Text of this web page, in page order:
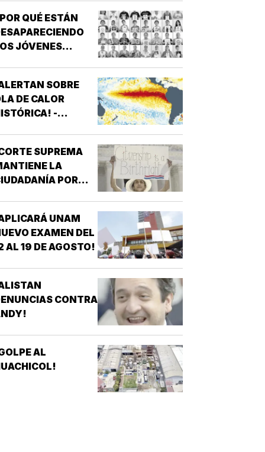
QUÉ ESTÁN
JÓVENES
SOBRE
DE CALOR
-
SUPREMA
LA
POR
UNAM
EXAMEN DEL
AL 19 DE AGOSTO!
CONTRA
AL